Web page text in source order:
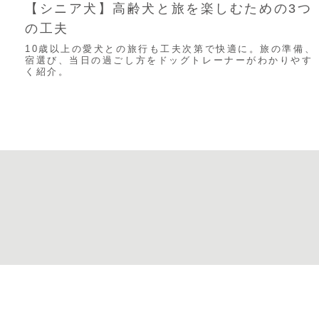
【シニア犬】高齢犬と旅を楽しむための3つ
の工夫
10歳以上の愛犬との旅行も工夫次第で快適に。旅の準備、
宿選び、当日の過ごし方をドッグトレーナーがわかりやす
く紹介。